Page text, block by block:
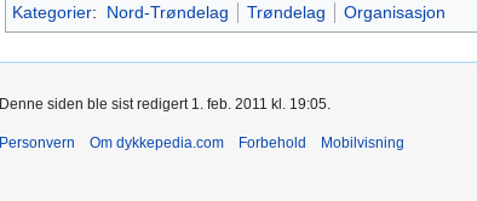
Kategorier: Nord-Trøndelag Trøndelag Organisasjon
Denne siden ble sist redigert 1. feb. 2011 kl. 19:05.
Personvern Om dykkepedia.com Forbehold Mobilvisning